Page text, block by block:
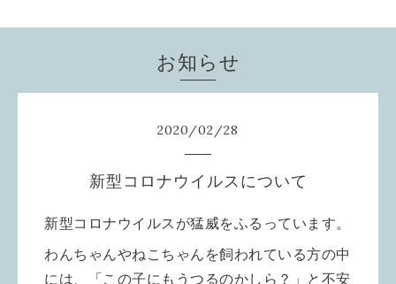
お知らせ
2020/02/28
新型コロナウイルスについて
新型コロナウイルスが猛威をふるっています。
わんちゃんやねこちゃんを飼われている方の中
には、「この子にもうつるのかしら？」と不安